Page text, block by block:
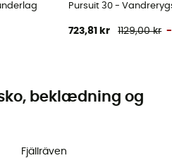
Pursuit 30 -
723,81 kr 1129,00 kr -
beklædning og
Fjällräven